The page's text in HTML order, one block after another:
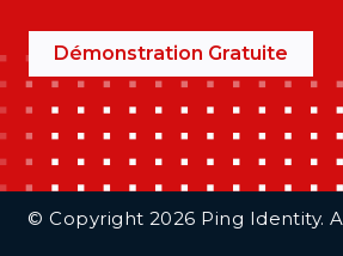
Démonstration Gratuite
© Copyright 2026 Ping Identity.